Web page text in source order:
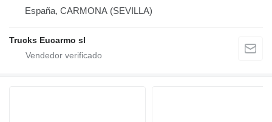
España, CARMONA (SEVILLA)
Trucks Eucarmo sl